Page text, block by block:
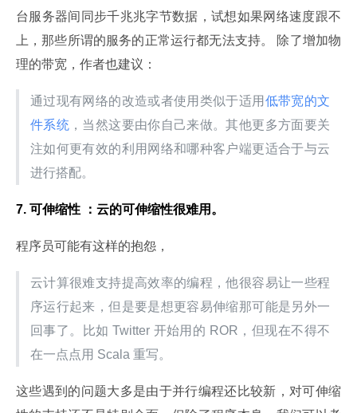
台服务器间同步千兆兆字节数据，试想如果网络速度跟不
上，那些所谓的服务的正常运行都无法支持。 除了增加物
理的带宽，作者也建议：
通过现有网络的改造或者使用类似于适用 低带宽的文
件系统 ，当然这要由你自己来做。其他更多方面要关
注如何更有效的利用网络和哪种客户端更适合于与云
进行搭配。
7. 可伸缩性 ：云的可伸缩性很难用。
程序员可能有这样的抱怨，
云计算很难支持提高效率的编程，他很容易让一些程
序运行起来，但是要是想更容易伸缩那可能是另外一
回事了。比如 Twitter 开始用的 ROR，但现在不得不
在一点点用 Scala 重写。
这些遇到的问题大多是由于并行编程还比较新，对可伸缩